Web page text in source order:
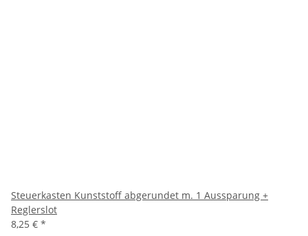
Steuerkasten Kunststoff abgerundet m. 1 Aussparung +
Reglerslot
8,25 € *